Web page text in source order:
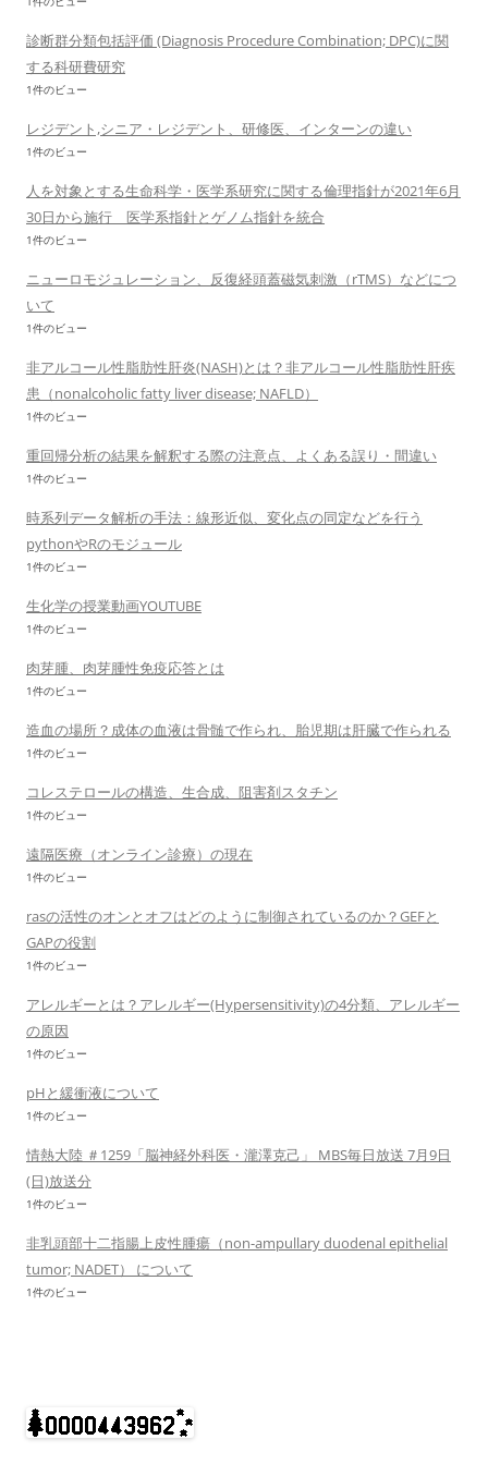
診断群分類包括評価 (Diagnosis Procedure Combination; DPC)に関
する科研費研究
1件のビュー
レジデント,シニア・レジデント、研修医、インターンの違い
1件のビュー
人を対象とする生命科学・医学系研究に関する倫理指針が2021年6月
30日から施行 医学系指針とゲノム指針を統合
1件のビュー
ニューロモジュレーション、反復経頭蓋磁気刺激（rTMS）などにつ
いて
1件のビュー
非アルコール性脂肪性肝炎(NASH)とは？非アルコール性脂肪性肝疾
患（nonalcoholic fatty liver disease; NAFLD）
1件のビュー
重回帰分析の結果を解釈する際の注意点、よくある誤り・間違い
1件のビュー
時系列データ解析の手法：線形近似、変化点の同定などを行う
pythonやRのモジュール
1件のビュー
生化学の授業動画YOUTUBE
1件のビュー
肉芽腫、肉芽腫性免疫応答とは
1件のビュー
造血の場所？成体の血液は骨髄で作られ、胎児期は肝臓で作られる
1件のビュー
コレステロールの構造、生合成、阻害剤スタチン
1件のビュー
遠隔医療（オンライン診療）の現在
1件のビュー
rasの活性のオンとオフはどのように制御されているのか？GEFと
GAPの役割
1件のビュー
アレルギーとは？アレルギー(Hypersensitivity)の4分類、アレルギー
の原因
1件のビュー
pHと緩衝液について
1件のビュー
情熱大陸 ＃1259「脳神経外科医・瀧澤克己」 MBS毎日放送 7月9日
(日)放送分
1件のビュー
非乳頭部十二指腸上皮性腫瘍（non-ampullary duodenal epithelial
tumor; NADET） について
1件のビュー